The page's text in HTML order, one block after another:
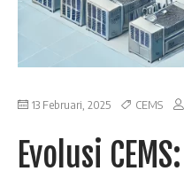
13 Februari, 2025 CEMS
Evolusi